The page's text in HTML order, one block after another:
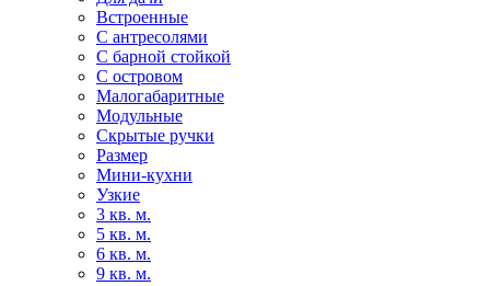
Встроенные
С антресолями
С барной стойкой
С островом
Малогабаритные
Модульные
Скрытые ручки
Размер
Мини-кухни
Узкие
3 кв. м.
5 кв. м.
6 кв. м.
9 кв. м.